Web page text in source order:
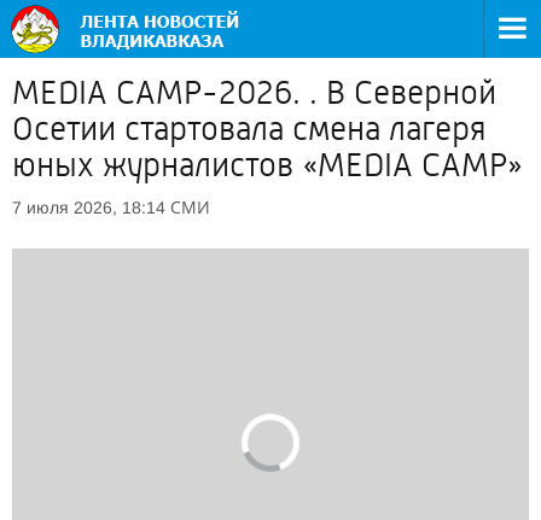
MEDIA CAMP-2026. . В Северной
Осетии стартовала смена лагеря
юных журналистов «MEDIA CAMP»
7 июля 2026, 18:14 СМИ